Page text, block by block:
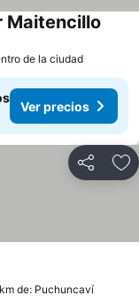
Maitencillo
de la ciudad
Ver precios
Compartir
de: Puchuncaví